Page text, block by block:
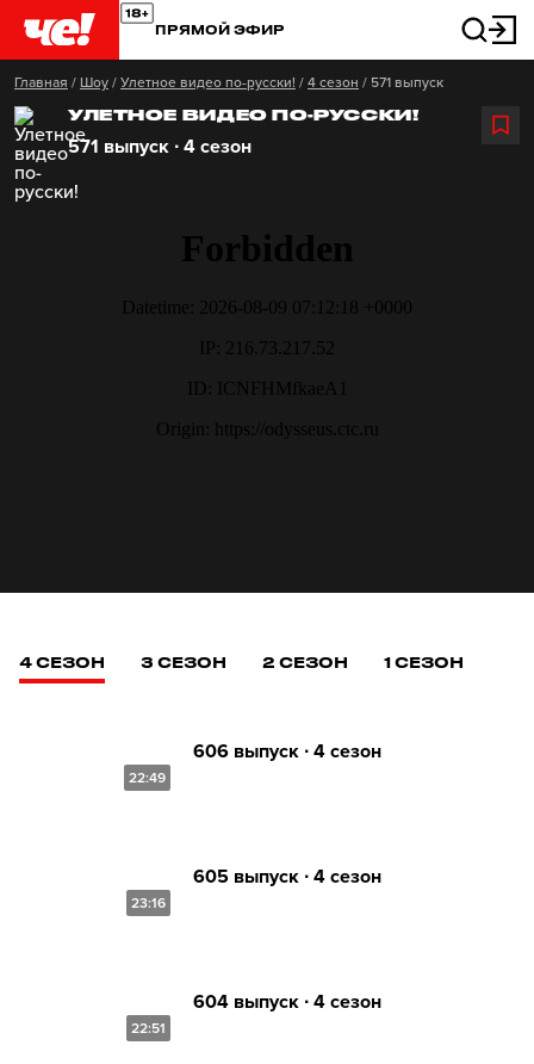
ПРЯМОЙ ЭФИР
Главная / Шоу / Улетное видео по-русски! / 4 сезон / 571 выпуск
УЛЕТНОЕ ВИДЕО ПО-РУССКИ!
571 выпуск ∙ 4 сезон
4 СЕЗОН 3 СЕЗОН 2 СЕЗОН 1 СЕЗОН
22:49
606 выпуск ∙ 4 сезон
23:16
605 выпуск ∙ 4 сезон
22:51
604 выпуск ∙ 4 сезон